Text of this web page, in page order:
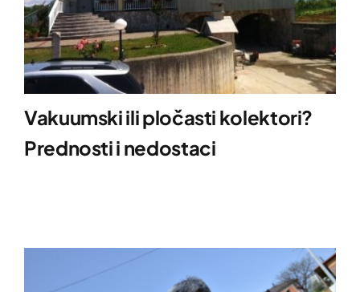
Vakuumski ili pločasti kolektori?
Prednosti i nedostaci